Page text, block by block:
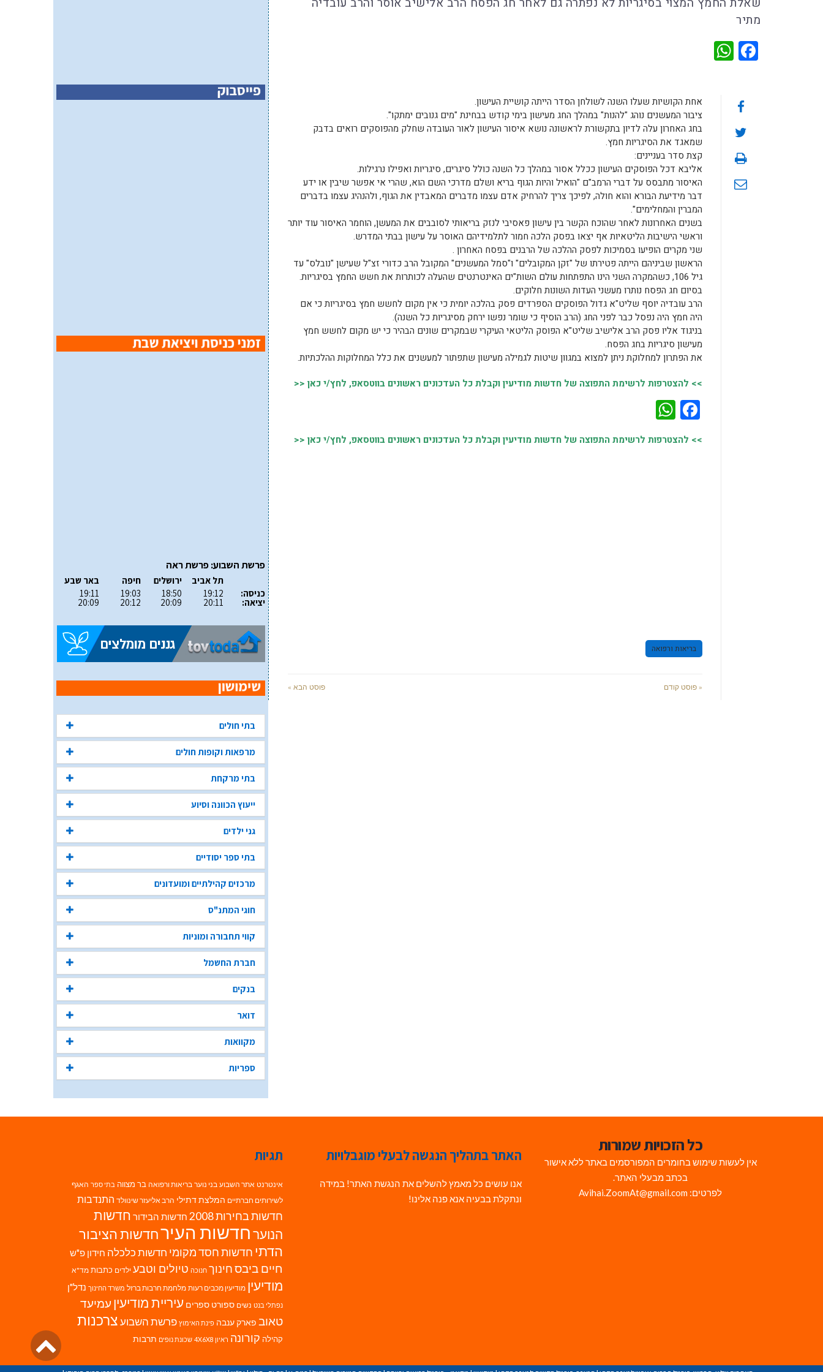
מתיר
Facebook
אחת הקושיות שעלו השנה לשולחן הסדר הייתה קושיית העישון.
ציבור המעשנים נוהג "להנות" במהלך החג מעישון בימי קודש בבחינת "מים גנובים ימתקו".
בחג האחרון עלה לדיון בתקשורת לראשונה נושא איסור העישון לאור העובדה שחלק מהפוסקים רואים בדבק
שמאגד את הסיגריות חמץ.
קצת סדר בעניינים:
אליבא דכל הפוסקים העישון ככלל אסור במהלך כל השנה כולל סיגרים, סיגריות ואפילו נרגילות.
האיסור מתבסס על דברי הרמב"ם "הואיל והיות הגוף בריא ושלם מדרכי השם הוא, שהרי אי אפשר שיבין או ידע
דבר מידיעת הבורא והוא חולה, לפיכך צריך להרחיק אדם עצמו מדברים המאבדין את הגוף, ולהנהיג עצמו בדברים
המברין והמחלימים".
בשנים האחרונות לאחר שהוכח הקשר בין עישון פאסיבי לנזק בריאותי לסובבים את המעשן, הוחמר האיסור עוד יותר
וראשי הישיבות הליטאיות אף יצאו בפסק הלכה חמור לתלמידיהם האוסר על עישון בבתי המדרש.
שני מקרים הופיעו בסמיכות לפסק ההלכה של הרבנים בפסח האחרון .
הראשון שביניהם הייתה פטירתו של "זקן המקובלים" ו"סמל המעשנים" המקובל הרב כדורי זצ"ל שעישן "נובלס" עד
גיל 106, כשהמקרה השני הינו התפתחות עולם השות"ים האינטרנטים שהעלה לכותרות את חשש החמץ בסיגריות.
בסיום חג הפסח נותרו מעשני העדות השונות חלוקים.
הרב עובדיה יוסף שליט"א גדול הפוסקים הספרדים פסק בהלכה יומית כי אין מקום לחשש חמץ בסיגריות כי אם
היה חמץ היה נפסל כבר לפני החג (הרב הוסיף כי שומר נפשו ירחק מסיגריות כל השנה).
בניגוד אליו פסק הרב אלישיב שליט"א הפוסק הליטאי העיקרי שבמקרים שונים הבהיר כי יש מקום לחשש חמץ
מעישון סיגריות בחג הפסח.
את הפתרון למחלוקת ניתן למצוא במגוון שיטות לגמילה מעישון שתפתור למעשנים את כלל המחלוקות ההלכתיות.
>> להצטרפות לרשימת התפוצה של חדשות מודיעין וקבלת כל העדכונים ראשונים בווטסאפ, לחץ/י כאן <<
Facebook
>> להצטרפות לרשימת התפוצה של חדשות מודיעין וקבלת כל העדכונים ראשונים בווטסאפ, לחץ/י כאן <<
בריאות ורפואה
« פוסט קודם פוסט הבא »
פרשת השבוע: פרשת ראה
כניסה:
יציאה:
תל אביב
19:12
20:11
ירושלים
18:50
20:09
חיפה
19:03
20:12
באר שבע
19:11
20:09
בתי חולים
מרפאות וקופות חולים
בתי מרקחת
ייעוץ הכוונה וסיוע
גני ילדים
בתי ספר יסודיים
מרכזים קהילתיים ומועדונים
חוגי המתנ"ס
קווי תחבורה ומוניות
חברת החשמל
בנקים
דואר
מקוואות
ספריות
כל הזכויות שמורות
אין לעשות שימוש בחומרים המפורסמים באתר ללא אישור
בכתב מבעלי האתר.
לפרטים: Avihai.ZoomAt@gmail.com
האתר בתהליך הנגשה לבעלי מוגבלויות
אנו עושים כל מאמץ להשלים את הנגשת האתר! במידה
ונתקלת בבעיה אנא פנה אלינו!
תגיות
אינטרנט אתר השבוע בני נוער בריאות ורפואה בר מצווה בתי ספר האגף
לשירותים חברתיים המלצת דתילי הרב אליעזר שינוולד התנדבות
חדשות בחירות 2008 חדשות הבידור חדשות
הנוערחדשות העירחדשות הציבור
הדתי חדשות חסד מקומי חדשות כלכלה חידון פ"ש
חיים ביבסחינוך חנוכה טיולים וטבע ילדים כתבות מד"א
מודיעין מודיעין מכבים רעות מלחמת חרבות ברזל משרד החינוך נדל"ן
נפתלי בנט נשים ספורט ספרים עיריית מודיעין עמיעד
טאוב פארק ענבה פינת האימוץ פרשת השבועצרכנות
קהילה קורונה ראיון 4X6X8 שכונת נופים תרבות